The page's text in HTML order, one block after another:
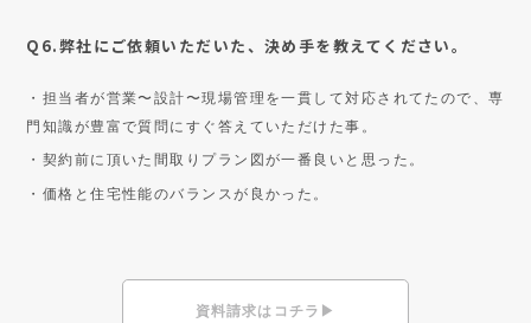
Q6.弊社にご依頼いただいた、決め手を教えてください。
・担当者が営業〜設計〜現場管理を一貫して対応されてたので、専
門知識が豊富で質問にすぐ答えていただけた事。
・契約前に頂いた間取りプラン図が一番良いと思った。
・価格と住宅性能のバランスが良かった。
資料請求はコチラ▶